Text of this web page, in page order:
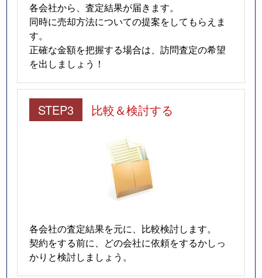
各会社から、査定結果が届きます。
同時に売却方法についての提案をしてもらえま
す。
正確な金額を把握する場合は、訪問査定の希望
を出しましょう！
STEP3 比較＆検討する
各会社の査定結果を元に、比較検討します。
契約をする前に、どの会社に依頼をするかしっ
かりと検討しましょう。